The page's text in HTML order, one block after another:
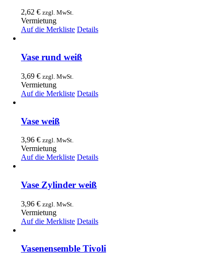
2,62 € zzgl. MwSt.
Vermietung
Auf die Merkliste Details
Vase rund weiß
3,69 € zzgl. MwSt.
Vermietung
Auf die Merkliste Details
Vase weiß
3,96 € zzgl. MwSt.
Vermietung
Auf die Merkliste Details
Vase Zylinder weiß
3,96 € zzgl. MwSt.
Vermietung
Auf die Merkliste Details
Vasenensemble Tivoli